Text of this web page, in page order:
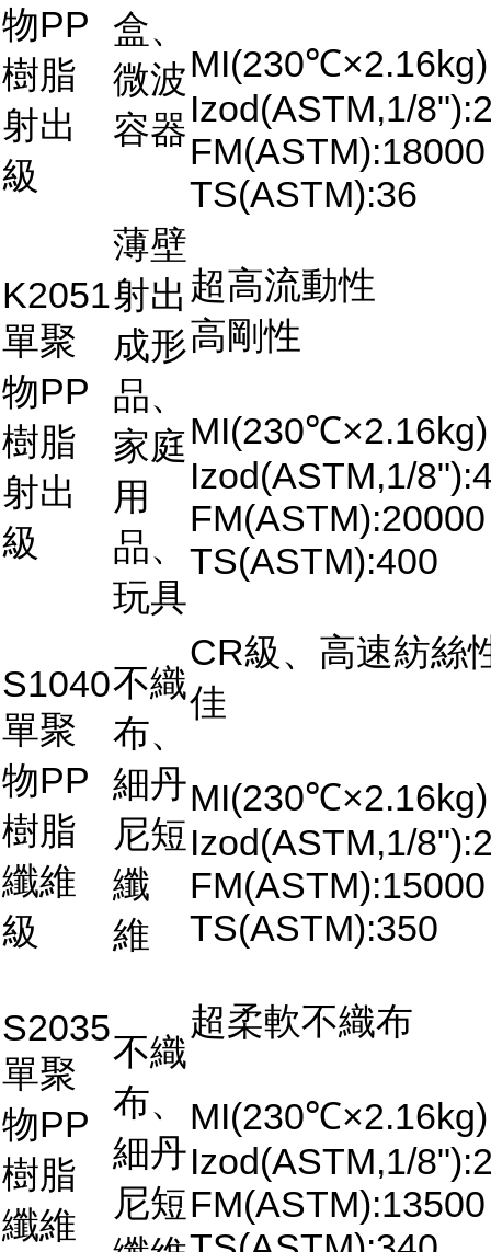
物PP
樹脂
射出
級
盒、
微波
容器Izod(ASTM,1/
FM(ASTM):18000
TS(ASTM):36
K2051
單聚
物PP
樹脂
射出
級
薄壁
射出
成形
品、
家庭
用
品、
玩具
超高流動性
高剛性
Izod(ASTM,1/
FM(ASTM):20000
TS(ASTM):400
S1040
單聚
物PP
樹脂
纖維
級
不織
布、
細丹
尼短
纖
維
CR級、高速紡絲
佳
Izod(ASTM,1/
FM(ASTM):15000
TS(ASTM):350
S2035
單聚
物PP
樹脂
纖維
不織
布、
細丹
尼短
超柔軟不織布
Izod(ASTM,1/
FM(ASTM):13500